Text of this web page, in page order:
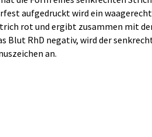
aufgedruckt wird ein
rot und ergibt zusammen mit
Blut RhD negativ, wird der
an.